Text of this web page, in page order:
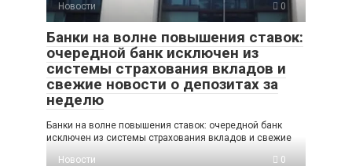
Новости 0
Банки на волне повышения ставок:
очередной банк исключен из
системы страхования вкладов и
свежие новости о депозитах за
неделю
Банки на волне повышения ставок: очередной банк
исключен из системы страхования вкладов и свежие
Новости
0